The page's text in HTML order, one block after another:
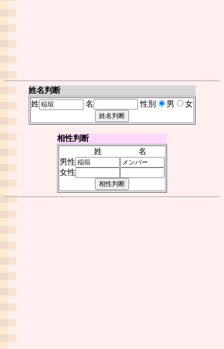
姓名判断
姓
名 性別 男 女
相性判断
姓
名
男性
女性